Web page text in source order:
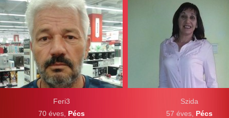
Szida
57 éves, Pécs
Feri3
70 éves, Pécs